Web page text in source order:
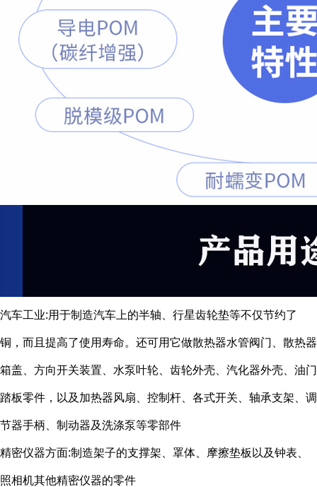
汽车工业:用于制造汽车上的半轴、行星齿轮垫等不仅节约了
铜，而且提高了使用寿命。还可用它做散热器水管阀门、散热器
箱盖、方向开关装置、水泵叶轮、齿轮外壳、汽化器外壳、油门
踏板零件，以及加热器风扇、控制杆、各式开关、轴承支架、调
节器手柄、制动器及洗涤泵等零部件
精密仪器方面:制造架子的支撑架、罩体、摩擦垫板以及钟表、
照相机其他精密仪器的零件